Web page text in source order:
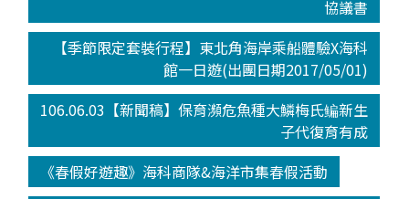
協議書
【季節限定套裝行程】東北角海岸乘船體驗X海科
館一日遊(出團日期2017/05/01)
106.06.03【新聞稿】保育瀕危魚種大鱗梅氏鳊新生
子代復育有成
《春假好遊趣》海科商隊&海洋市集春假活動